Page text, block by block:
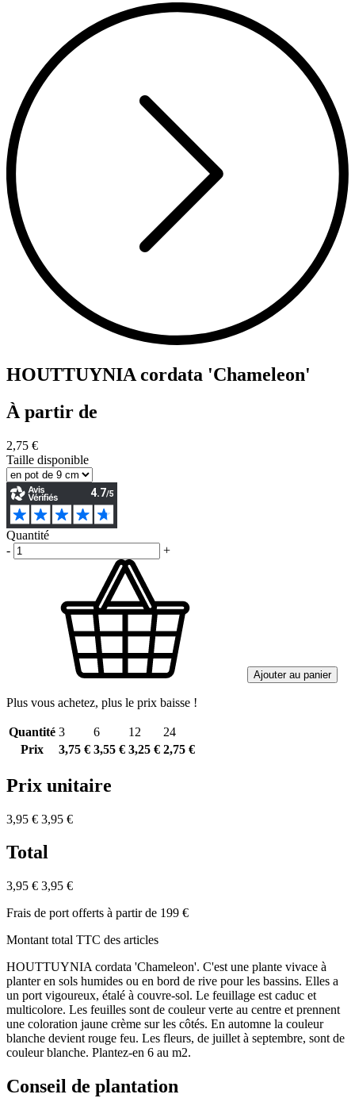
HOUTTUYNIA cordata 'Chameleon'
À partir de
2,75 €
Taille disponible
Quantité
-
+
Ajouter au panier
Plus vous achetez, plus le prix baisse !
Quantité 3 6 12
24
Prix
3,75 € 3,55 € 3,25 € 2,75 €
Prix unitaire
3,95 € 3,95 €
Total
3,95 € 3,95 €
Frais de port offerts à partir de 199 €
Montant total TTC des articles
HOUTTUYNIA cordata 'Chameleon'. C'est une plante vivace à
planter en sols humides ou en bord de rive pour les bassins. Elles a
un port vigoureux, étalé à couvre-sol. Le feuillage est caduc et
multicolore. Les feuilles sont de couleur verte au centre et prennent
une coloration jaune crème sur les côtés. En automne la couleur
blanche devient rouge feu. Les fleurs, de juillet à septembre, sont de
couleur blanche. Plantez-en 6 au m2.
Conseil de plantation